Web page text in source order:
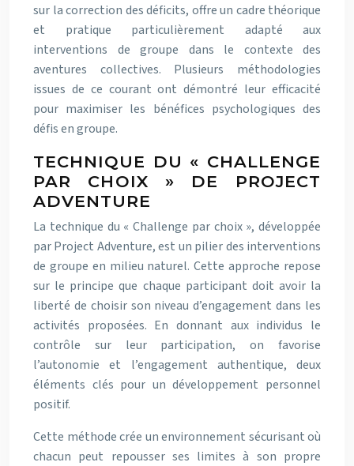
sur la correction des déficits, offre un cadre théorique
et pratique particulièrement adapté aux
interventions de groupe dans le contexte des
aventures collectives. Plusieurs méthodologies
issues de ce courant ont démontré leur efficacité
pour maximiser les bénéfices psychologiques des
défis en groupe.
TECHNIQUE DU « CHALLENGE
PAR CHOIX » DE PROJECT
ADVENTURE
La technique du « Challenge par choix », développée
par Project Adventure, est un pilier des interventions
de groupe en milieu naturel. Cette approche repose
sur le principe que chaque participant doit avoir la
liberté de choisir son niveau d’engagement dans les
activités proposées. En donnant aux individus le
contrôle sur leur participation, on favorise
l’autonomie et l’engagement authentique, deux
éléments clés pour un développement personnel
positif.
Cette méthode crée un environnement sécurisant où
chacun peut repousser ses limites à son propre